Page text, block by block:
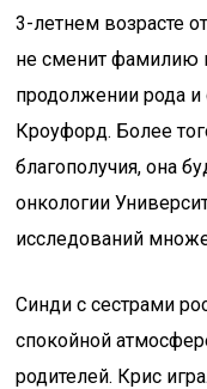
3-летнем возрасте
не сменит фамилию
продолжении рода
Кроуфорд. Более
благополучия, она
онкологии
исследований
Синди с сестрами
спокойной
родителей. Крис